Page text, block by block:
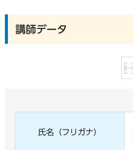
講師データ
氏名（フリガナ）